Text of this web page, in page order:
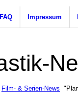
FAQ Impressum
Film- & Serien-News